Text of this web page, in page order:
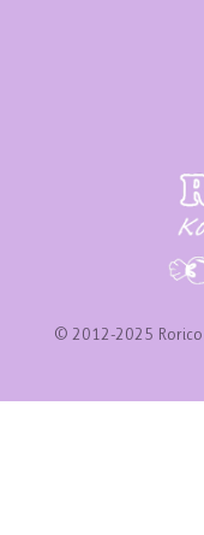
© 2012-2025 Rorico